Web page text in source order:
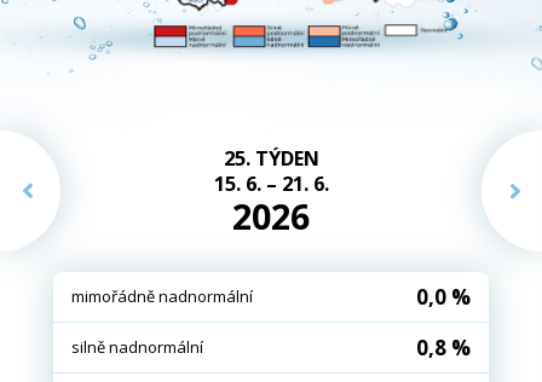
25. TÝDEN
15. 6. – 21. 6.
2026
mimořádně nadnormální 0,0 %
silně nadnormální 0,8 %